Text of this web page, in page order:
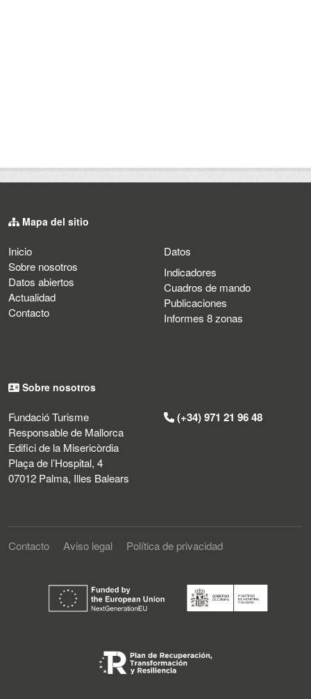
Mapa del sitio
Inicio
Sobre nosotros
Datos abiertos
Actualidad
Contacto
Datos
Indicadores
Cuadros de mando
Publicaciones
Informes 8 zonas
Sobre nosotros
Fundació Turisme
Responsable de Mallorca
Edifici de la Misericòrdia
Plaça de l’Hospital, 4
07012 Palma, Illes Balears
(+34) 971 21 96 48
Contacto Aviso legal Política de privacidad